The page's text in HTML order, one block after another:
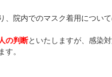
院内でのマスク着用につい
の判断といたしますが、感染
す。